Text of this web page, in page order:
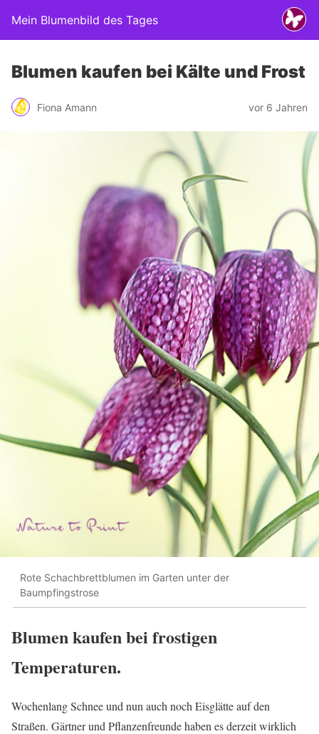
Mein Blumenbild des Tages
Blumen kaufen bei Kälte und Frost
Fiona Amann vor 6 Jahren
Rote Schachbrettblumen im Garten unter der
Baumpfingstrose
Blumen kaufen bei frostigen
Temperaturen.
Wochenlang Schnee und nun auch noch Eisglätte auf den
Straßen. Gärtner und Pflanzenfreunde haben es derzeit wirklich